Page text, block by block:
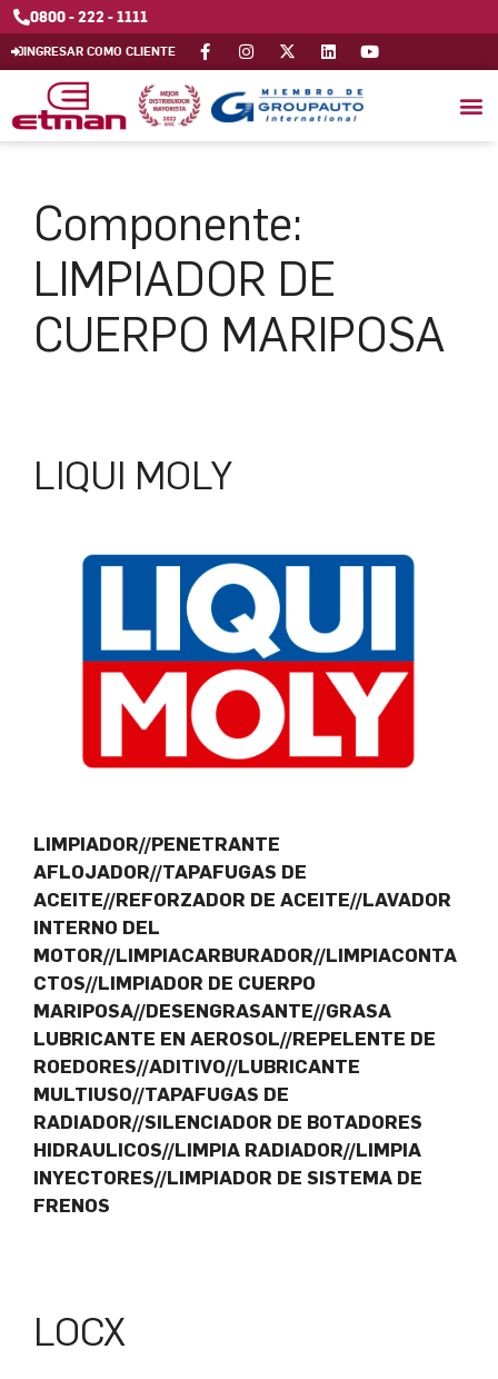
0800 - 222 - 1111
INGRESAR COMO CLIENTE
Componente:
LIMPIADOR DE
CUERPO MARIPOSA
LIQUI MOLY
LIMPIADOR//PENETRANTE
AFLOJADOR//TAPAFUGAS DE
ACEITE//REFORZADOR DE ACEITE//LAVADOR
INTERNO DEL
MOTOR//LIMPIACARBURADOR//LIMPIACONTA
CTOS//LIMPIADOR DE CUERPO
MARIPOSA//DESENGRASANTE//GRASA
LUBRICANTE EN AEROSOL//REPELENTE DE
ROEDORES//ADITIVO//LUBRICANTE
MULTIUSO//TAPAFUGAS DE
RADIADOR//SILENCIADOR DE BOTADORES
HIDRAULICOS//LIMPIA RADIADOR//LIMPIA
INYECTORES//LIMPIADOR DE SISTEMA DE
FRENOS
LOCX